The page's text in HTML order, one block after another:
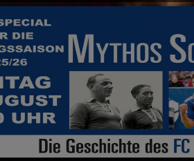
Das große TERMINATOR